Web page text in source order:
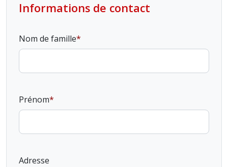
Informations de contact
Nom de famille
Prénom
Adresse